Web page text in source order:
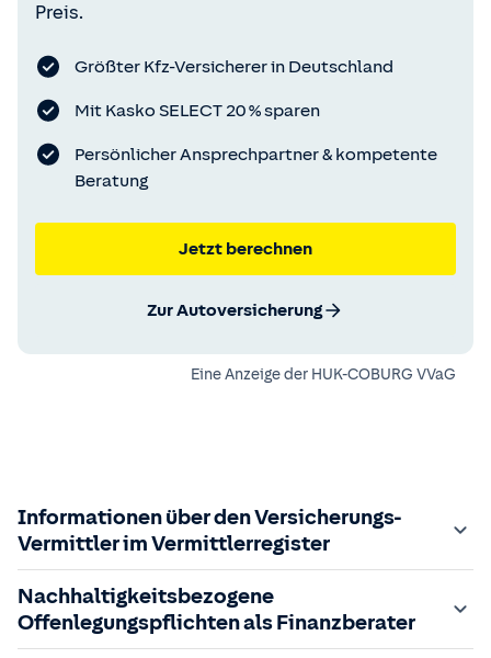
Preis.
Größter Kfz-Versicherer in Deutschland
Mit Kasko SELECT 20 % sparen
Persönlicher Ansprechpartner & kompetente
Beratung
Jetzt berechnen
Zur Autoversicherung
Eine Anzeige der HUK-COBURG VVaG
Informationen über den Versicherungs-
Vermittler im Vermittlerregister
Zuständige Aufsichtsbehörde:
Der Vermittler ist gebundener Versicherungsvermittler
gem. §34d GewO, bei der zuständigen IHK gemeldet und
Nachhaltigkeitsbezogene
Offenlegungspflichten als Finanzberater